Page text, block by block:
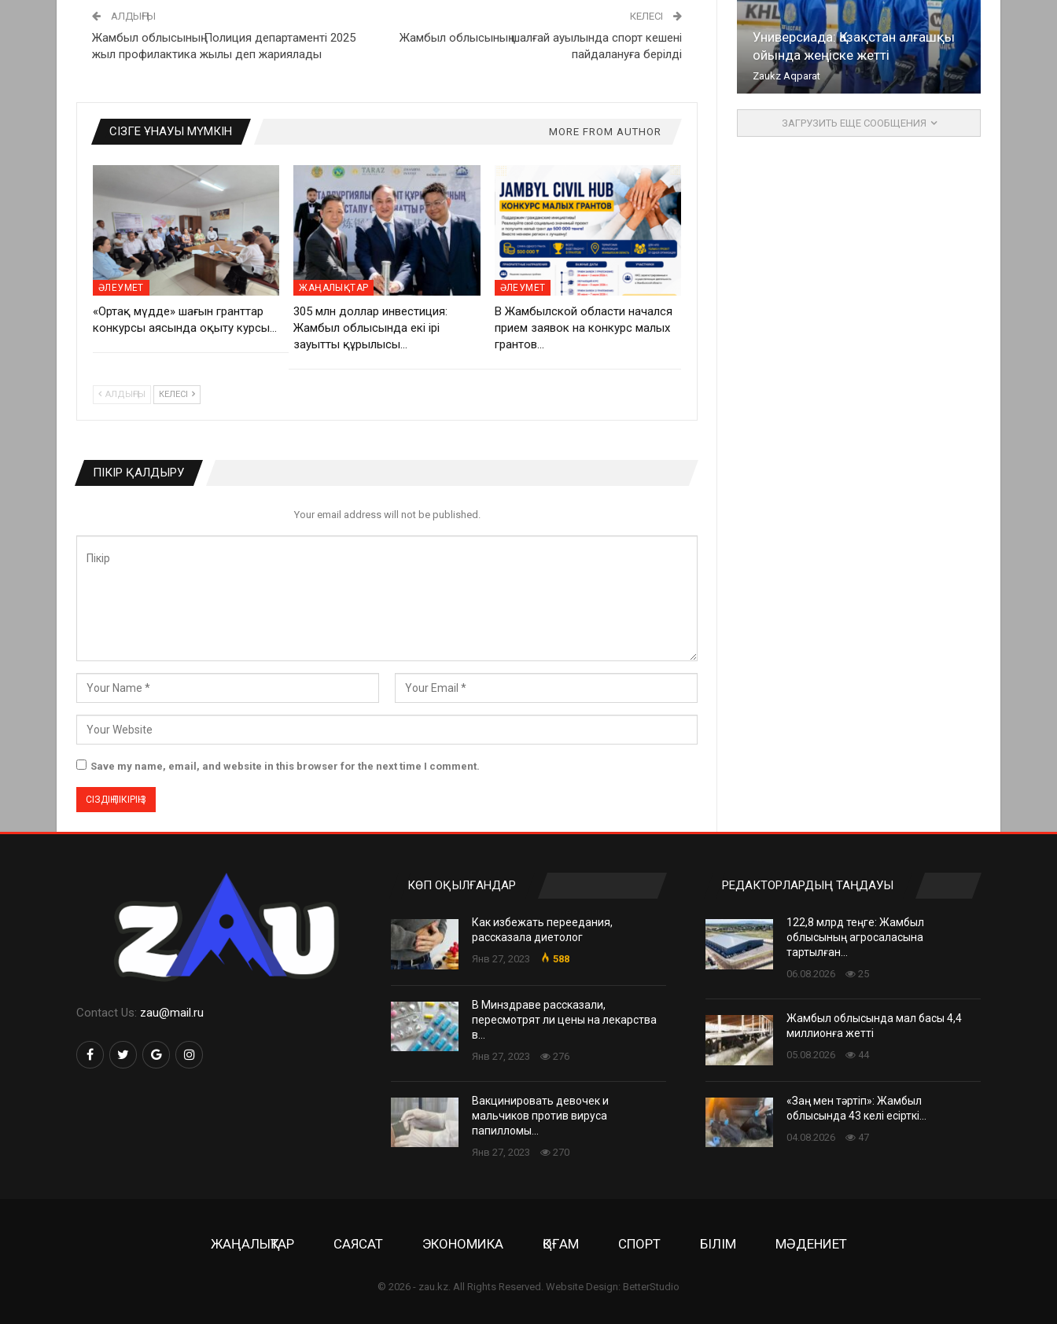
АЛДЫҢҒЫ
Жамбыл облысының Полиция департаменті 2025
жыл профилактика жылы деп жариялады
КЕЛЕСІ
Жамбыл облысының шалғай ауылында спорт кешені
пайдалануға берілді
СІЗГЕ ҰНАУЫ МҮМКІН MORE FROM AUTHOR
ӘЛЕУМЕТ
«Ортақ мүдде» шағын гранттар
конкурсы аясында оқыту курсы…
ЖАҢАЛЫҚТАР
305 млн доллар инвестиция:
Жамбыл облысында екі ірі
зауыттың құрылысы…
ӘЛЕУМЕТ
В Жамбылской области начался
прием заявок на конкурс малых
грантов…
АЛДЫҢҒЫ КЕЛЕСІ
ПІКІР ҚАЛДЫРУ
Your email address will not be published.
Save my name, email, and website in this browser for the next time I comment.
Универсиада: Қазақстан алғашқы
ойында жеңіске жетті
Zaukz Aqparat
ЗАГРУЗИТЬ ЕЩЕ СООБЩЕНИЯ
Contact Us: zau@mail.ru
КӨП ОҚЫЛҒАНДАР
Как избежать переедания,
рассказала диетолог
Янв 27, 2023 588
В Минздраве рассказали,
пересмотрят ли цены на лекарства
в…
Янв 27, 2023 276
Вакцинировать девочек и
мальчиков против вируса
папилломы…
Янв 27, 2023 270
РЕДАКТОРЛАРДЫҢ ТАҢДАУЫ
122,8 млрд теңге: Жамбыл
облысының агросаласына
тартылған…
06.08.2026 25
Жамбыл облысында мал басы 4,4
миллионға жетті
05.08.2026 44
«Заң мен тәртіп»: Жамбыл
облысында 43 келі есірткі…
04.08.2026 47
ЖАҢАЛЫҚТАР САЯСАТ ЭКОНОМИКА ҚОҒАМ СПОРТ БІЛІМ МӘДЕНИЕТ
© 2026 - zau.kz. All Rights Reserved. Website Design: BetterStudio